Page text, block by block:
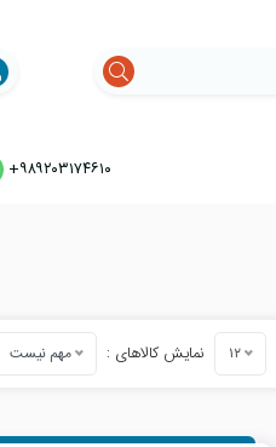
+۹۸۹۲۰۳۱۷۴۶۱۰
۱۲ نمایش کالاهای : مهم نیست